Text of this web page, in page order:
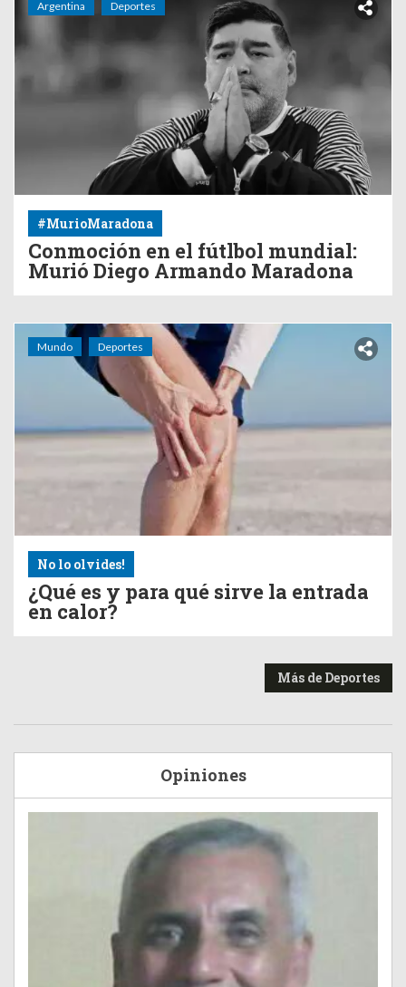
Argentina Deportes
#MurioMaradona
Conmoción en el fútlbol mundial:
Murió Diego Armando Maradona
Mundo Deportes
No lo olvides!
¿Qué es y para qué sirve la entrada
en calor?
Más de Deportes
Opiniones